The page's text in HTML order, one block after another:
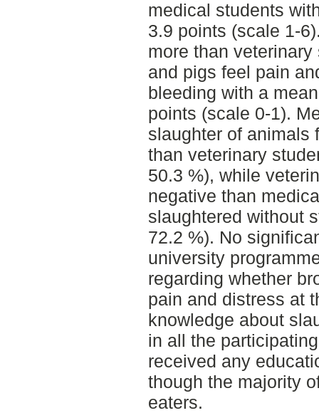
medical students
3.9 points (scale 1-
more than
and pigs feel pain
bleeding with a
points (scale 0-1).
slaughter of animals
than veterinary
50.3 %), while
negative than
slaughtered without
72.2 %). No
university
regarding whether
pain and distress at
knowledge about
in all the
received any
though the majority
eaters.